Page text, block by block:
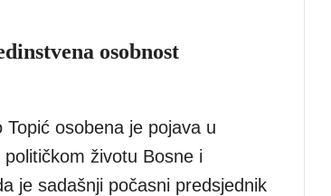
osobnost
osobena je pojava u
životu Bosne i
je sadašnji počasni predsjednik